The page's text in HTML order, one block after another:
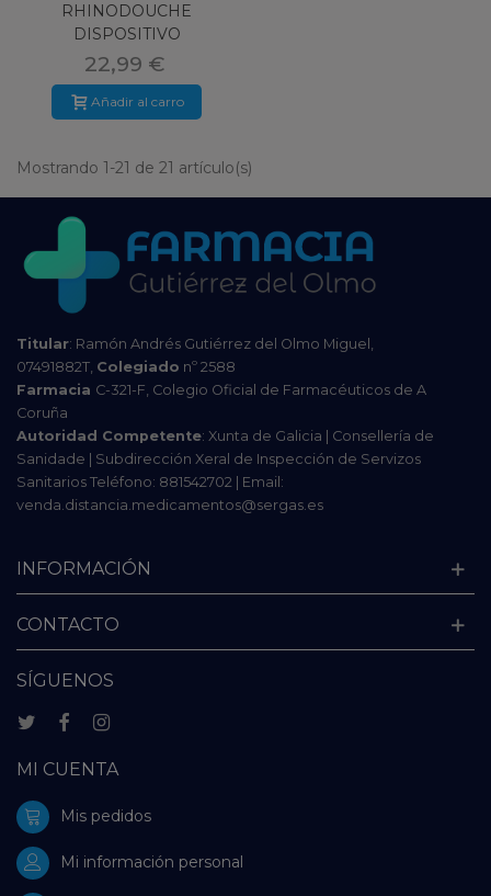
RHINODOUCHE
DISPOSITIVO
IRRIGADOR NASAL
22,99 €
Añadir al carro
Mostrando 1-21 de 21 artículo(s)
Titular: Ramón Andrés Gutiérrez del Olmo Miguel,
07491882T, Colegiado nº 2588
Farmacia C-321-F, Colegio Oficial de Farmacéuticos de A
Coruña
Autoridad Competente: Xunta de Galicia | Consellería de
Sanidade | Subdirección Xeral de Inspección de Servizos
Sanitarios Teléfono: 881542702 | Email:
venda.distancia.medicamentos@sergas.es
INFORMACIÓN
CONTACTO
SÍGUENOS
MI CUENTA
Mis pedidos
Mi información personal